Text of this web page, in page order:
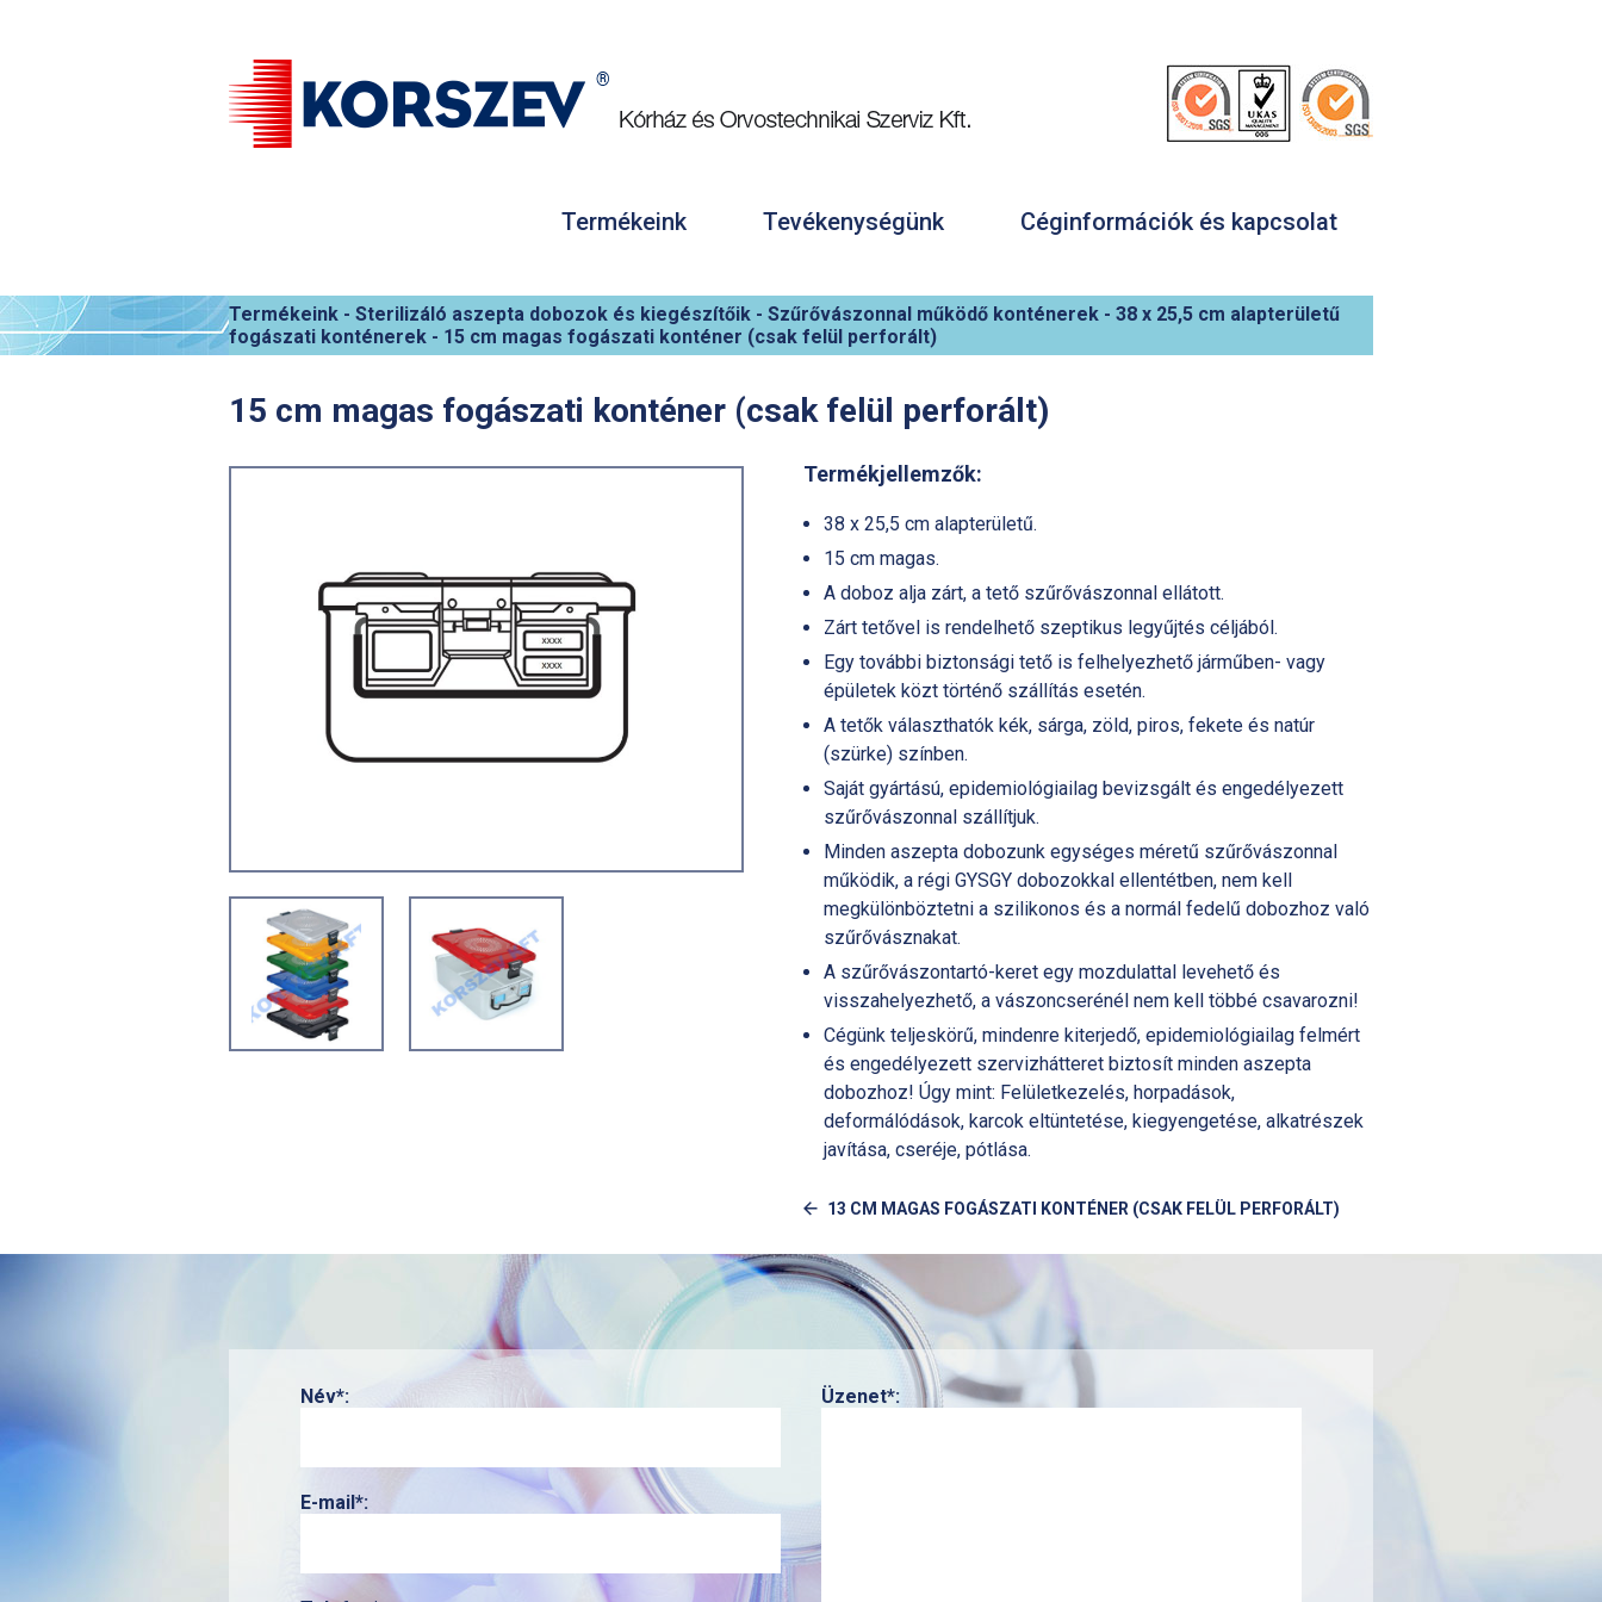
Termékeink Tevékenységünk Céginformációk és kapcsolat
Termékeink - Sterilizáló aszepta dobozok és kiegészítőik - Szűrővászonnal működő konténerek - 38 x 25,5 cm alapterületű
fogászati konténerek - 15 cm magas fogászati konténer (csak felül perforált)
15 cm magas fogászati konténer (csak felül perforált)
Termékjellemzők:
38 x 25,5 cm alapterületű.
15 cm magas.
A doboz alja zárt, a tető szűrővászonnal ellátott.
Zárt tetővel is rendelhető szeptikus legyűjtés céljából.
Egy további biztonsági tető is felhelyezhető járműben- vagy
épületek közt történő szállítás esetén.
A tetők választhatók kék, sárga, zöld, piros, fekete és natúr
(szürke) színben.
Saját gyártású, epidemiológiailag bevizsgált és engedélyezett
szűrővászonnal szállítjuk.
Minden aszepta dobozunk egységes méretű szűrővászonnal
működik, a régi GYSGY dobozokkal ellentétben, nem kell
megkülönböztetni a szilikonos és a normál fedelű dobozhoz való
szűrővásznakat.
A szűrővászontartó-keret egy mozdulattal levehető és
visszahelyezhető, a vászoncserénél nem kell többé csavarozni!
Cégünk teljeskörű, mindenre kiterjedő, epidemiológiailag felmért
és engedélyezett szervizhátteret biztosít minden aszepta
dobozhoz! Úgy mint: Felületkezelés, horpadások,
deformálódások, karcok eltüntetése, kiegyengetése, alkatrészek
javítása, cseréje, pótlása.
13 CM MAGAS FOGÁSZATI KONTÉNER (CSAK FELÜL PERFORÁLT)
Név*:
E-mail*:
Üzenet*: